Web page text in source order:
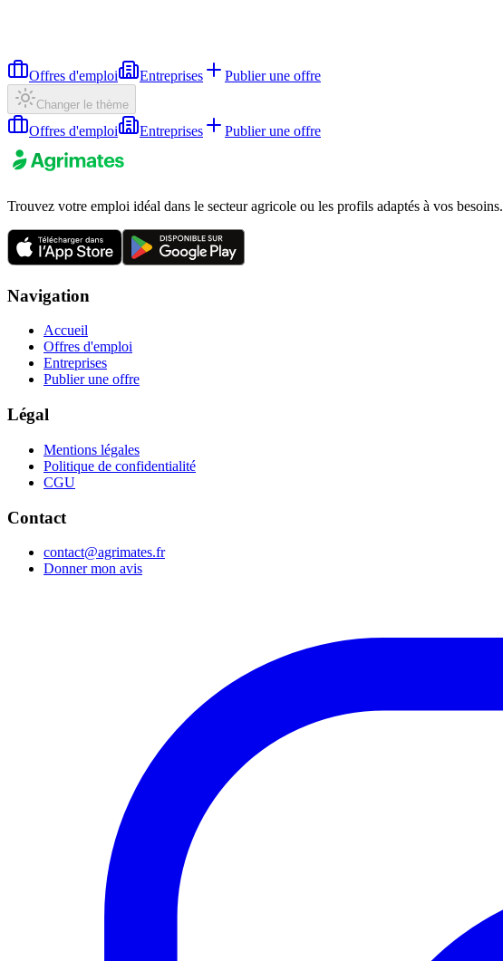
Offres d'emploi Entreprises Publier une offre
Changer le thème
Offres d'emploi Entreprises Publier une offre
Trouvez votre emploi idéal dans le secteur agricole ou les profils adaptés à vos besoins.
Navigation
Accueil
Offres d'emploi
Entreprises
Publier une offre
Légal
Mentions légales
Politique de confidentialité
CGU
Contact
contact@agrimates.fr
Donner mon avis